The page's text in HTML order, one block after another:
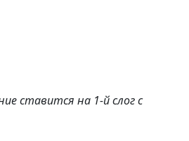
ставится на 1-й слог с